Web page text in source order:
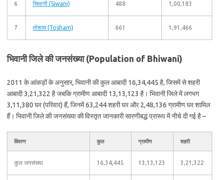
6 सिवानी (Siwani) 488 1,00,183
7 तोशाम (Tosham) 661 1,91,466
भिवानी जिले की जनसंख्या (Population of Bhiwani)
2011 के आंकड़ों के अनुसार, भिवानी की कुल आबादी 16,34,445 है, जिसमें से शहरी
आबादी 3,21,322 है जबकि ग्रामीण आबादी 13,13,123 है। भिवानी जिले में लगभग
3,11,380 घर (परिवार) हैं, जिनमें 63,244 शहरी घर और 2,48,136 ग्रामीण घर शामिल
हैं। भिवानी जिले की जनसंख्या की विस्तृत जानकारी सारणीबद्ध प्रारूप में नीचे दी गई है –
विवरण कुल ग्रामीण शहरी
कुल जनसंख्या 16,34,445 13,13,123 3,21,322